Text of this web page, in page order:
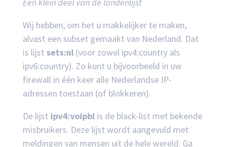
Een klein deel van de landenlijst
Wij hebben, om het u makkelijker te maken,
alvast een subset gemaakt van Nederland. Dat
is lijst sets:nl (voor zowel ipv4:country als
ipv6:country). Zo kunt u bijvoorbeeld in uw
firewall in één keer alle Nederlandse IP-
adressen toestaan (of blokkeren).
De lijst ipv4:voipbl is de black-list met bekende
misbruikers. Deze lijst wordt aangevuld met
meldingen van mensen uit de hele wereld. Ga